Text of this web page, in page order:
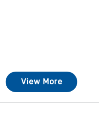
View More